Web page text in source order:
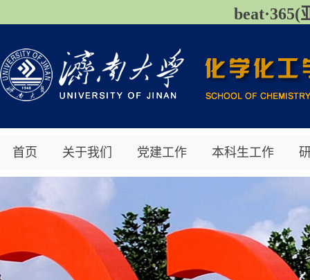
首页 关于我们 党建工作 本科生工作